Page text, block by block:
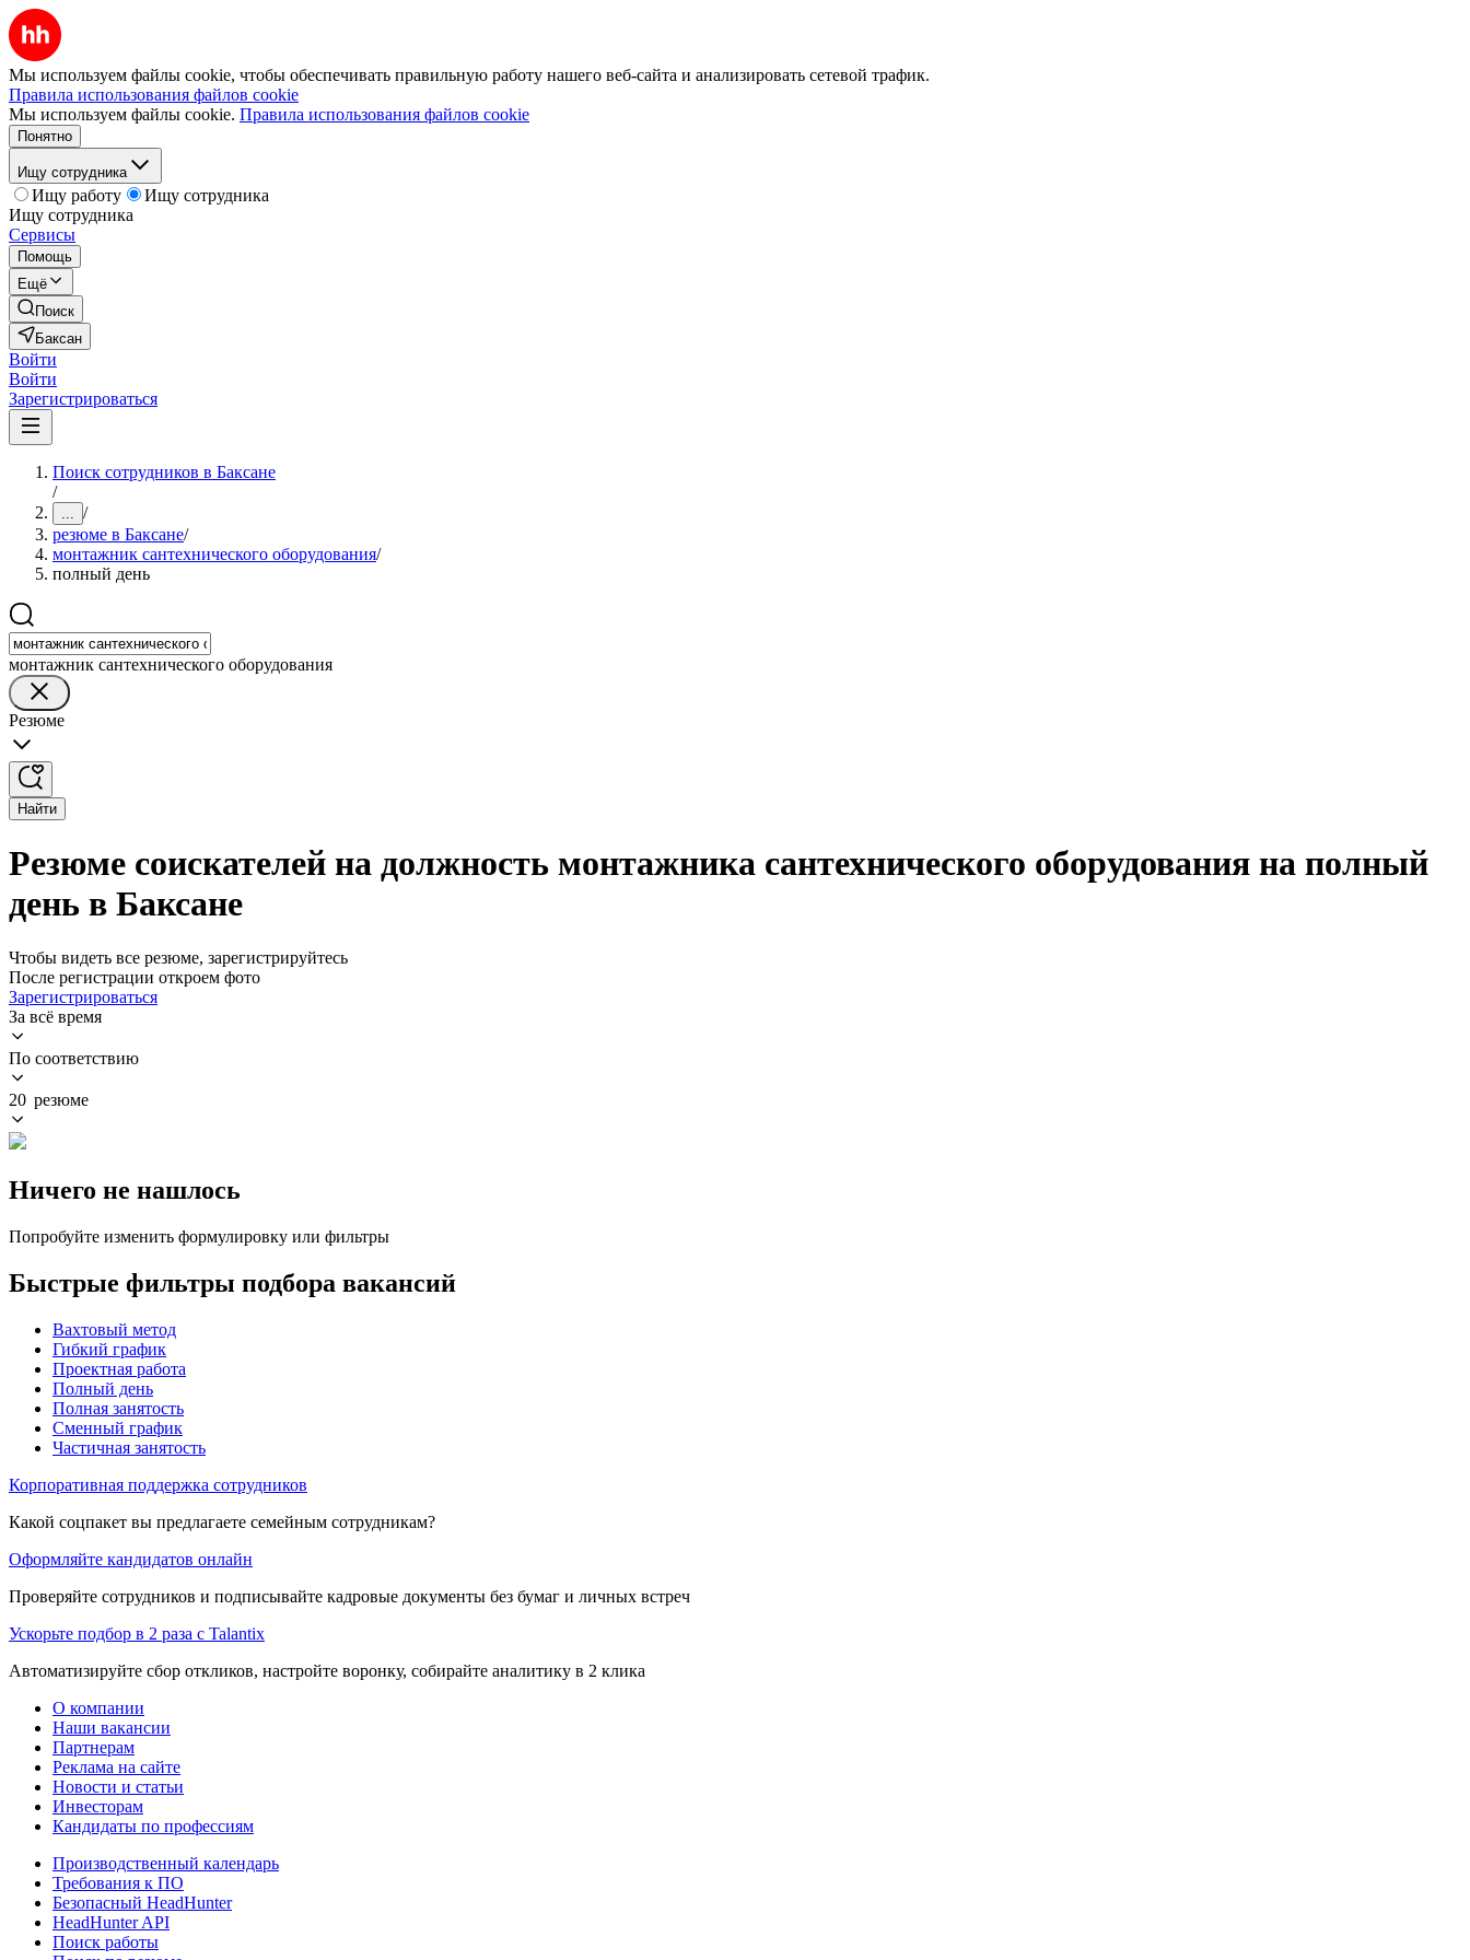
Мы используем файлы cookie, чтобы обеспечивать правильную работу нашего веб-сайта и анализировать сетевой трафик.
Правила использования файлов cookie
Мы используем файлы cookie. Правила использования файлов cookie
Понятно
Ищу сотрудника
Ищу работу
Ищу сотрудника
Ищу сотрудника
Сервисы
Помощь
Ещё
Поиск
Баксан
Войти
Войти
Зарегистрироваться
Поиск сотрудников в Баксане
/
... /
резюме в Баксане/
монтажник сантехнического оборудования/
полный день
монтажник сантехнического оборудования
Резюме
Найти
Резюме соискателей на должность монтажника сантехнического оборудования на полный
день в Баксане
Чтобы видеть все резюме, зарегистрируйтесь
После регистрации откроем фото
Зарегистрироваться
За всё время
По соответствию
20 резюме
Ничего не нашлось
Попробуйте изменить формулировку или фильтры
Быстрые фильтры подбора вакансий
Вахтовый метод
Гибкий график
Проектная работа
Полный день
Полная занятость
Сменный график
Частичная занятость
Корпоративная поддержка сотрудников
Какой соцпакет вы предлагаете семейным сотрудникам?
Оформляйте кандидатов онлайн
Проверяйте сотрудников и подписывайте кадровые документы без бумаг и личных встреч
Ускорьте подбор в 2 раза с Talantix
Автоматизируйте сбор откликов, настройте воронку, собирайте аналитику в 2 клика
О компании
Наши вакансии
Партнерам
Реклама на сайте
Новости и статьи
Инвесторам
Кандидаты по профессиям
Производственный календарь
Требования к ПО
Безопасный HeadHunter
HeadHunter API
Поиск работы